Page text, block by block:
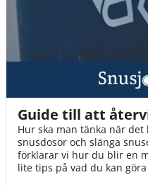
Guide till att
Hur ska man tänka när
snusdosor och slänga
förklarar vi hur du blir en
lite tips på vad du kan